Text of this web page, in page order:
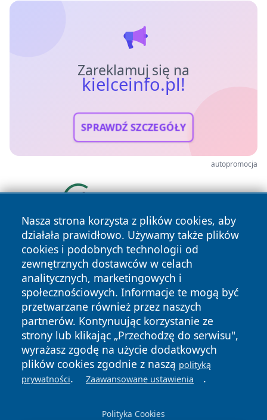
Zareklamuj się na
kielceinfo.pl!
SPRAWDŹ SZCZEGÓŁY
autopromocja
Nasza strona korzysta z plików cookies, aby
działała prawidłowo. Używamy także plików
cookies i podobnych technologii od
zewnętrznych dostawców w celach
analitycznych, marketingowych i
społecznościowych. Informacje te mogą być
przetwarzane również przez naszych
partnerów. Kontynuując korzystanie ze
strony lub klikając „Przechodzę do serwisu",
wyrażasz zgodę na użycie dodatkowych
plików cookies zgodnie z naszą polityką
prywatności. Zaawansowane ustawienia .
Polityka Cookies
Copyright © 2026 kielceinfo.pl Wszystkie prawa zastrzeżone.
News Autorzy
Polityka
Prywatności
Polityka
Cookies